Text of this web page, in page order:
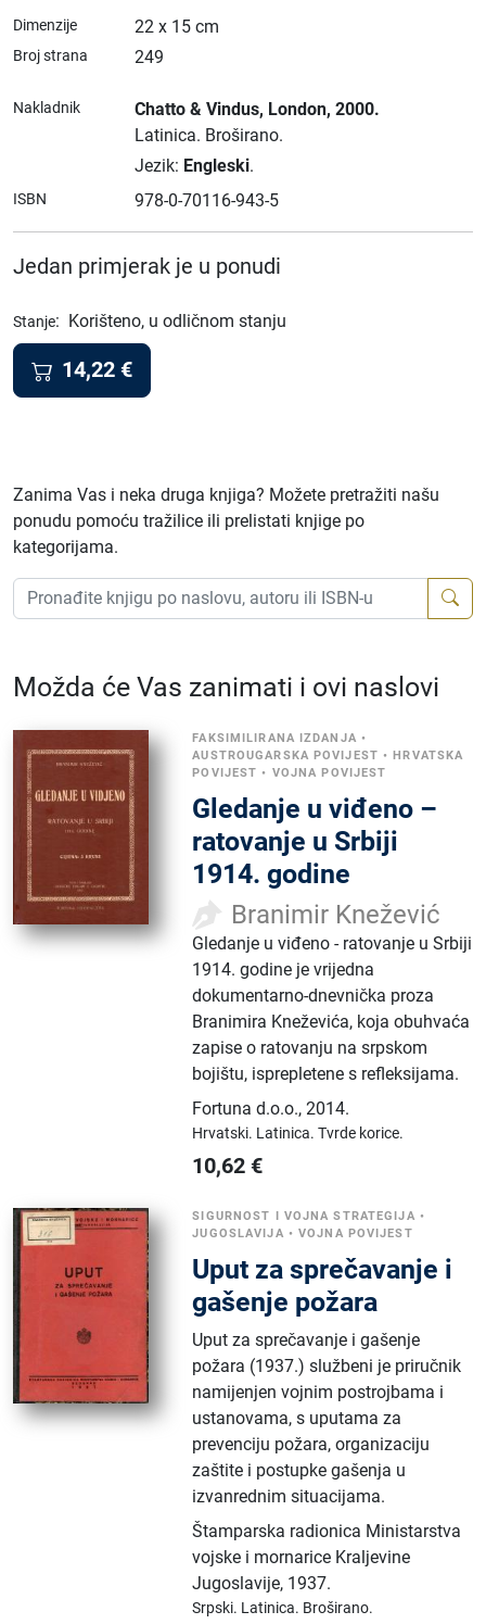
Dimenzije 22 x 15 cm
Broj strana 249
Nakladnik Chatto & Vindus, London, 2000.
Latinica. Broširano.
Jezik: Engleski.
ISBN 978-0-70116-943-5
Jedan primjerak je u ponudi
Stanje: Korišteno, u odličnom stanju
14,22 €
Zanima Vas i neka druga knjiga? Možete pretražiti našu
ponudu pomoću tražilice ili prelistati knjige po
kategorijama.
Možda će Vas zanimati i ovi naslovi
FAKSIMILIRANA IZDANJA •
AUSTROUGARSKA POVIJEST •HRVATSKA
POVIJEST • VOJNA POVIJEST
Gledanje u viđeno –
ratovanje u Srbiji
1914. godine
Branimir Knežević
Gledanje u viđeno - ratovanje u Srbiji
1914. godine je vrijedna
dokumentarno-dnevnička proza
Branimira Kneževića, koja obuhvaća
zapise o ratovanju na srpskom
bojištu, isprepletene s refleksijama.
Fortuna d.o.o.,2014.
Hrvatski. Latinica.Tvrde korice.
10,62 €
SIGURNOST I VOJNA STRATEGIJA •
JUGOSLAVIJA •VOJNA POVIJEST
Uput za sprečavanje i
gašenje požara
Uput za sprečavanje i gašenje
požara (1937.) službeni je priručnik
namijenjen vojnim postrojbama i
ustanovama, s uputama za
prevenciju požara, organizaciju
zaštite i postupke gašenja u
izvanrednim situacijama.
Štamparska radionica Ministarstva
vojske i mornarice Kraljevine
Jugoslavije, 1937.
Srpski. Latinica. Broširano.